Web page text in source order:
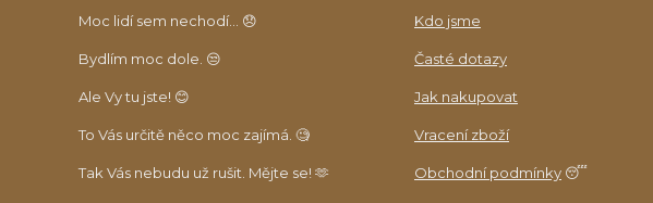
Moc lidí sem nechodí... 😞
Bydlím moc dole. 😒
Ale Vy tu jste! 😊
To Vás určitě něco moc zajímá. 🧐
Tak Vás nebudu už rušit. Mějte se! 🫶
Kdo jsme
Časté dotazy
Jak nakupovat
Vracení zboží
Obchodní podmínky 😴